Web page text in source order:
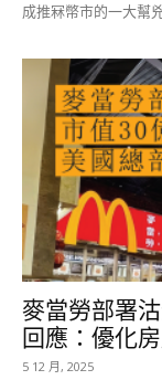
成推冧幣市的一大幫
麥當勞部署
回應：優化
5 12 月, 2025